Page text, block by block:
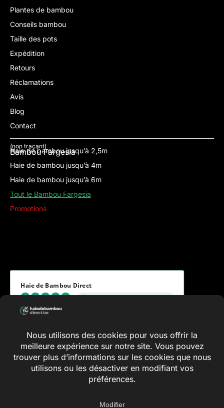
Plantes de bambou
Conseils bambou
Taille des pots
Expédition
Retours
Réclamations
Avis
Blog
Contact
Bambou Fargesia
(non traçant)
Haie de bambou jusqu’à 2,5m
Haie de bambou jusqu’à 4m
Haie de bambou jusqu’à 6m
Tout le Bambou Fargesia
Promotions
Haie de Bambou Direct
Ce que disent nos clients et clientes
5.00 évaluation(8 avis)
Vie privée